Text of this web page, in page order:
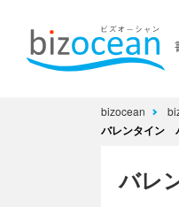
bizocean
バレンタイン
バレ